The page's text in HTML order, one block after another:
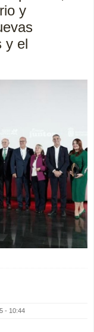
y
y el
- 10:44